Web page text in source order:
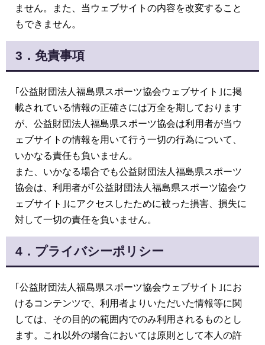
ません。また、当ウェブサイトの内容を改変すること
もできません。
3．免責事項
｢公益財団法人福島県スポーツ協会ウェブサイト｣に掲
載されている情報の正確さには万全を期しております
が、公益財団法人福島県スポーツ協会は利用者が当ウ
ェブサイトの情報を用いて行う一切の行為について、
いかなる責任も負いません。
また、いかなる場合でも公益財団法人福島県スポーツ
協会は、利用者が｢公益財団法人福島県スポーツ協会ウ
ェブサイト｣にアクセスしたために被った損害、損失に
対して一切の責任を負いません。
4．プライバシーポリシー
｢公益財団法人福島県スポーツ協会ウェブサイト｣にお
けるコンテンツで、利用者よりいただいた情報等に関
しては、その目的の範囲内でのみ利用されるものとし
ます。これ以外の場合においては原則として本人の許